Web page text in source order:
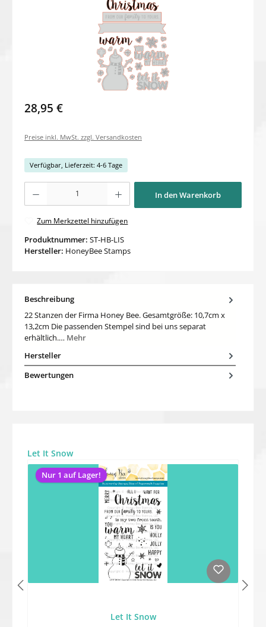
28,95 €
Preise inkl. MwSt. zzgl. Versandkosten
Verfügbar, Lieferzeit: 4-6 Tage
Produkt Anzahl: Gib den gewünschten Wert ein oder benutze die Schaltflächen um
In den Warenkorb
Zum Merkzettel hinzufügen
Produktnummer: ST-HB-LIS
Hersteller: HoneyBee Stamps
Beschreibung
22 Stanzen der Firma Honey Bee. Gesamtgröße: 10,7cm x
13,2cm Die passenden Stempel sind bei uns separat
erhältlich.… Mehr
Hersteller
Bewertungen
Produktgalerie überspringen
Let It Snow
Nur 1 auf Lager!
Let It Snow